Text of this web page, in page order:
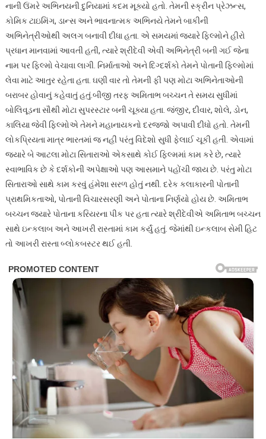
નાની ઉંમરે અભિનયની દુનિયામાં કદમ મૂક્યો હતો. તેમની સ્ક્રીન પ્રેઝન્સ,
કોમિક ટાઇમિંગ, ડાન્સ અને ભાવનાત્મક અભિનયે તેમને બાકીની
અભિનેત્રીઓથી અલગ બનાવી દીધા હતા. એ સમયમાં જ્યારે ફિલ્મોને હીરો
પ્રધાન માનવામાં આવતી હતી, ત્યારે શ્રીદેવી એવી અભિનેત્રી બની ગઈ જેના
નામ પર ફિલ્મો વેચાવા લાગી. નિર્માતાઓ અને દિગ્દર્શકો તેમને પોતાની ફિલ્મોમાં
લેવા માટે આતુર રહેતા હતા. ઘણી વાર તો તેમની ફી પણ મોટા અભિનેતાઓની
બરાબર હોવાનું કહેવાતું હતું.બીજી તરફ અમિતાભ બચ્ચન તે સમય સુધીમાં
બોલિવૂડના સૌથી મોટા સુપરસ્ટાર બની ચૂક્યા હતા. જંજીર, દીવાર, શોલે, ડોન,
કાલિયા જેવી ફિલ્મોએ તેમને મહાનાયકનો દરજ્જો અપાવી દીધો હતો. તેમની
લોકપ્રિયતા માત્ર ભારતમાં જ નહીં પરંતુ વિદેશો સુધી ફેલાઈ ચૂકી હતી. એવામાં
જ્યારે બે આટલા મોટા સિતારાઓ એકસાથે કોઈ ફિલ્મમાં કામ કરે છે, ત્યારે
સ્વાભાવિક છે કે દર્શકોની અપેક્ષાઓ પણ આસમાને પહોંચી જાય છે. પરંતુ મોટા
સિતારાઓ સાથે કામ કરવું હંમેશા સરળ હોતું નથી. દરેક કલાકારની પોતાની
પ્રાથમિકતાઓ, પોતાની વિચારસરણી અને પોતાના નિર્ણયો હોય છે. અમિતાભ
બચ્ચન જ્યારે પોતાના કરિયરના પીક પર હતા ત્યારે શ્રીદેવીએ અમિતાભ બચ્ચન
સાથે ઇન્કલાબ અને આખરી રાસ્તામાં કામ કર્યું હતું. જેમાંથી ઇન્કલાબ સેમી હિટ
તો આખરી રાસ્તા બ્લોકબસ્ટર થઈ હતી.